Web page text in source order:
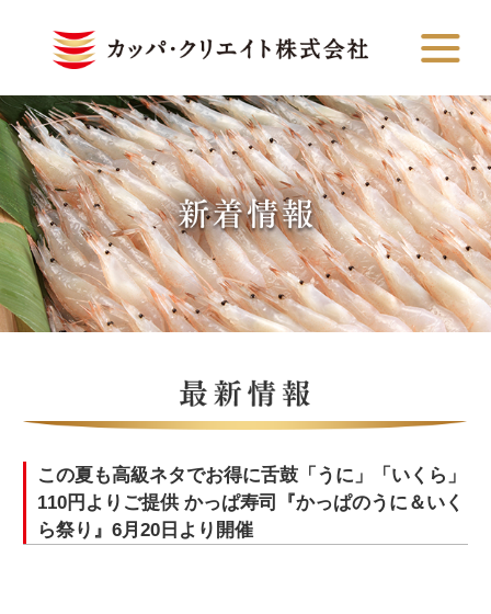
この夏も高級ネタでお得に舌鼓「うに」「いくら」
110円よりご提供 かっぱ寿司『かっぱのうに＆いく
ら祭り』6月20日より開催